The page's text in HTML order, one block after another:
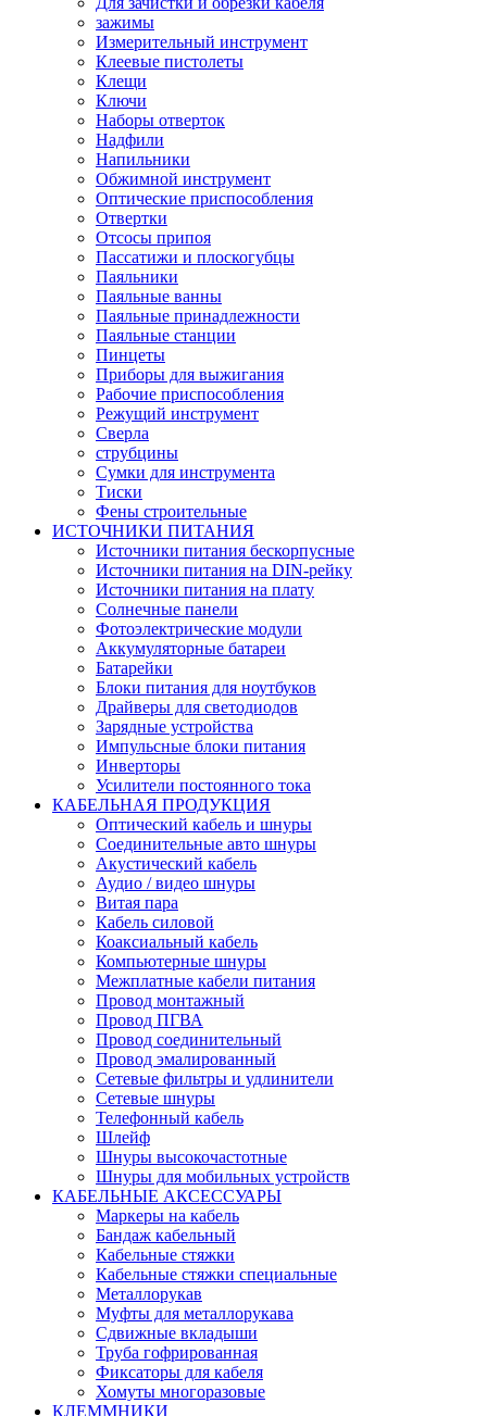
зажимы
Измерительный инструмент
Клеевые пистолеты
Клещи
Ключи
Наборы отверток
Надфили
Напильники
Обжимной инструмент
Оптические приспособления
Отвертки
Отсосы припоя
Пассатижи и плоскогубцы
Паяльники
Паяльные ванны
Паяльные принадлежности
Паяльные станции
Пинцеты
Приборы для выжигания
Рабочие приспособления
Режущий инструмент
Сверла
струбцины
Сумки для инструмента
Тиски
Фены строительные
ИСТОЧНИКИ ПИТАНИЯ
Источники питания бескорпусные
Источники питания на DIN-рейку
Источники питания на плату
Солнечные панели
Фотоэлектрические модули
Аккумуляторные батареи
Батарейки
Блоки питания для ноутбуков
Драйверы для светодиодов
Зарядные устройства
Импульсные блоки питания
Инверторы
Усилители постоянного тока
КАБЕЛЬНАЯ ПРОДУКЦИЯ
Оптический кабель и шнуры
Соединительные авто шнуры
Акустический кабель
Аудио / видео шнуры
Витая пара
Кабель силовой
Коаксиальный кабель
Компьютерные шнуры
Межплатные кабели питания
Провод монтажный
Провод ПГВА
Провод соединительный
Провод эмалированный
Сетевые фильтры и удлинители
Сетевые шнуры
Телефонный кабель
Шлейф
Шнуры высокочастотные
Шнуры для мобильных устройств
КАБЕЛЬНЫЕ АКСЕССУАРЫ
Маркеры на кабель
Бандаж кабельный
Кабельные стяжки
Кабельные стяжки специальные
Металлорукав
Муфты для металлорукава
Сдвижные вкладыши
Труба гофрированная
Фиксаторы для кабеля
Хомуты многоразовые
КЛЕММНИКИ